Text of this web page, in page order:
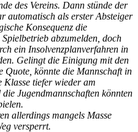
des Vereins. Dann stünde der
automatisch als erster Absteiger
Konsequenz die
abzumelden, doch
ein Insolvenzplanverfahren in
Gelingt die Einigung mit den
Quote, könnte die Mannschaft in
Klasse tiefer wieder am
Jugendmannschaften könnten
allerdings mangels Masse
versperrt.